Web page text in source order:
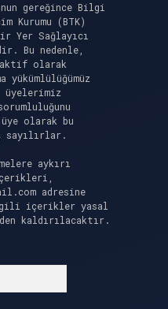
gereğince Bilgi
(BTK)
Yer Sağlayıcı
Bu nedenle,
olarak
yükümlülüğümüz
üyelerimiz
olarak bu
sayılırlar.
aykırı
adresine
içerikler yasal
kaldırılacaktır.